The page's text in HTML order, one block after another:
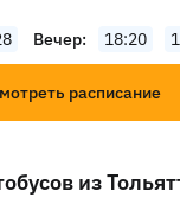
Вечер 18:20
расписание
из